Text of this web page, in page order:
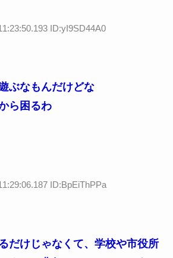
ID:yI9SD44A0
ぶなもんだけどな
ら困るわ
ID:BpEiThPPa
だけじゃなくて、学校や市役所